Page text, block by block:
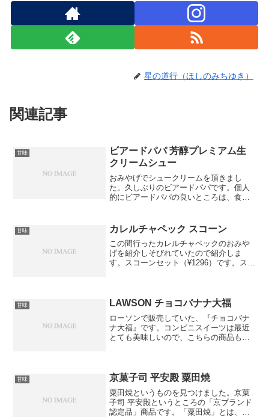
星の道行（ほしのみちゆき）
関連記事
甘味
ビアードパパ 芳醇プレミアム生
クリームシュー
おみやげでシュークリームを頂きまし
た。久しぶりのビアードパパです。個人
的にビアードパパの良いところは、食べ
醇プレミアム生クリームシューという種
類でした。食べることに夢中...
甘味 カレルチャペック スコーン
この間行ったカレルチャペックのおみや
げを紹介しそびれていたので紹介しま
す。スコーンセット（¥1296）です。スコ
オリーブあとは...
甘味 LAWSON チョコバナナ大福
ローソンで販売していた、『チョコバナ
ナ大福』です。コンビニスイーツは最近
とても美味しいので、こちらの商品も私
意味はあったのだろうかと疑...
甘味 京菓子司 平安殿 粟田焼
粟田焼というものを見つけました。京菓
子司 平安殿というところの「京ブランド
認定品」商品です。「粟田焼」とは、江